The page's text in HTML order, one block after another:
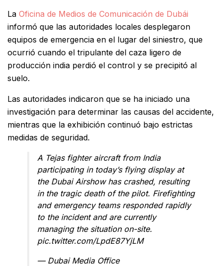
La Oficina de Medios de Comunicación de Dubái
informó que las autoridades locales desplegaron
equipos de emergencia en el lugar del siniestro, que
ocurrió cuando el tripulante del caza ligero de
producción india perdió el control y se precipitó al
suelo.
Las autoridades indicaron que se ha iniciado una
investigación para determinar las causas del accidente,
mientras que la exhibición continuó bajo estrictas
medidas de seguridad.
A Tejas fighter aircraft from India
participating in today’s flying display at
the Dubai Airshow has crashed, resulting
in the tragic death of the pilot. Firefighting
and emergency teams responded rapidly
to the incident and are currently
managing the situation on-site.
pic.twitter.com/LpdE87YjLM
— Dubai Media Office